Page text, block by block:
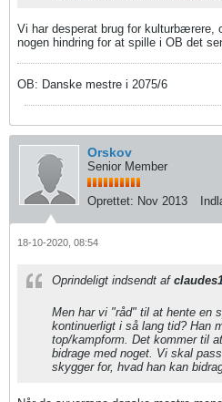
Vi har desperat brug for
nogen hindring for at spille i OB det
OB: Danske mestre i 2075/6
Orskov
Senior Member
Oprettet: Nov 2013
18-10-2020, 08:54
Oprindeligt indsendt af
Men har vi "råd" til at hente en
kontinuerligt i så lang tid? Han
top/kampform. Det kommer til
bidrage med noget. Vi skal
skygger for, hvad han kan